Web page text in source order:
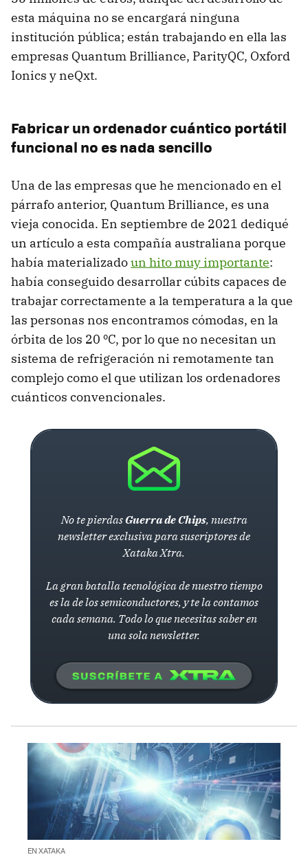
esta máquina no se encargará ninguna
institución pública; están trabajando en ella las
empresas Quantum Brilliance, ParityQC, Oxford
Ionics y neQxt.
Fabricar un ordenador cuántico portátil
funcional no es nada sencillo
Una de las empresas que he mencionado en el
párrafo anterior, Quantum Brilliance, es una
vieja conocida. En septiembre de 2021 dediqué
un artículo a esta compañía australiana porque
había materializadoun hito muy importante:
había conseguido desarrollar cúbits capaces de
trabajar correctamente a la temperatura a la que
las personas nos encontramos cómodas, en la
órbita de los 20 ºC, por lo que no necesitan un
sistema de refrigeración ni remotamente tan
complejo como el que utilizan los ordenadores
cuánticos convencionales.
No te pierdasGuerra de Chips, nuestra
newsletter exclusiva para suscriptores de
Xataka Xtra.
La gran batalla tecnológica de nuestro tiempo
es la de los semiconductores, y te la contamos
cada semana. Todo lo que necesitas saber en
una sola newsletter.
EN XATAKA